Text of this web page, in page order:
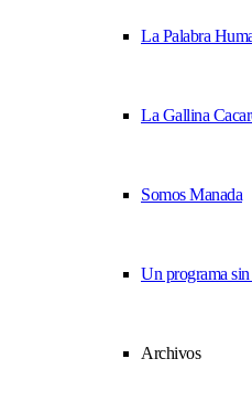
La Palabra
La Gallina
Somos Manada
Un programa
Archivos